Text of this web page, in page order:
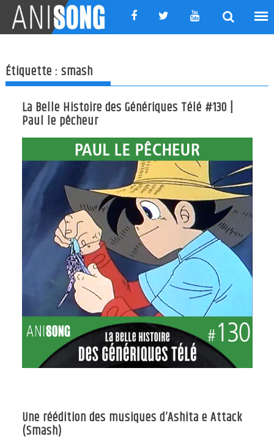
content
Étiquette :smash
La Belle Histoire des Génériques Télé #130 |
Paul le pêcheur
Une réédition des musiques d’Ashita e Attack
(Smash)